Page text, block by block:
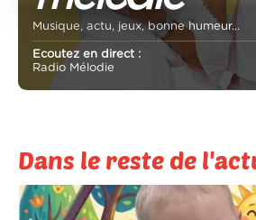
Musique, actu, jeux, bonne humeur...
Ecoutez en direct :
Radio Mélodie
Dans le reste de